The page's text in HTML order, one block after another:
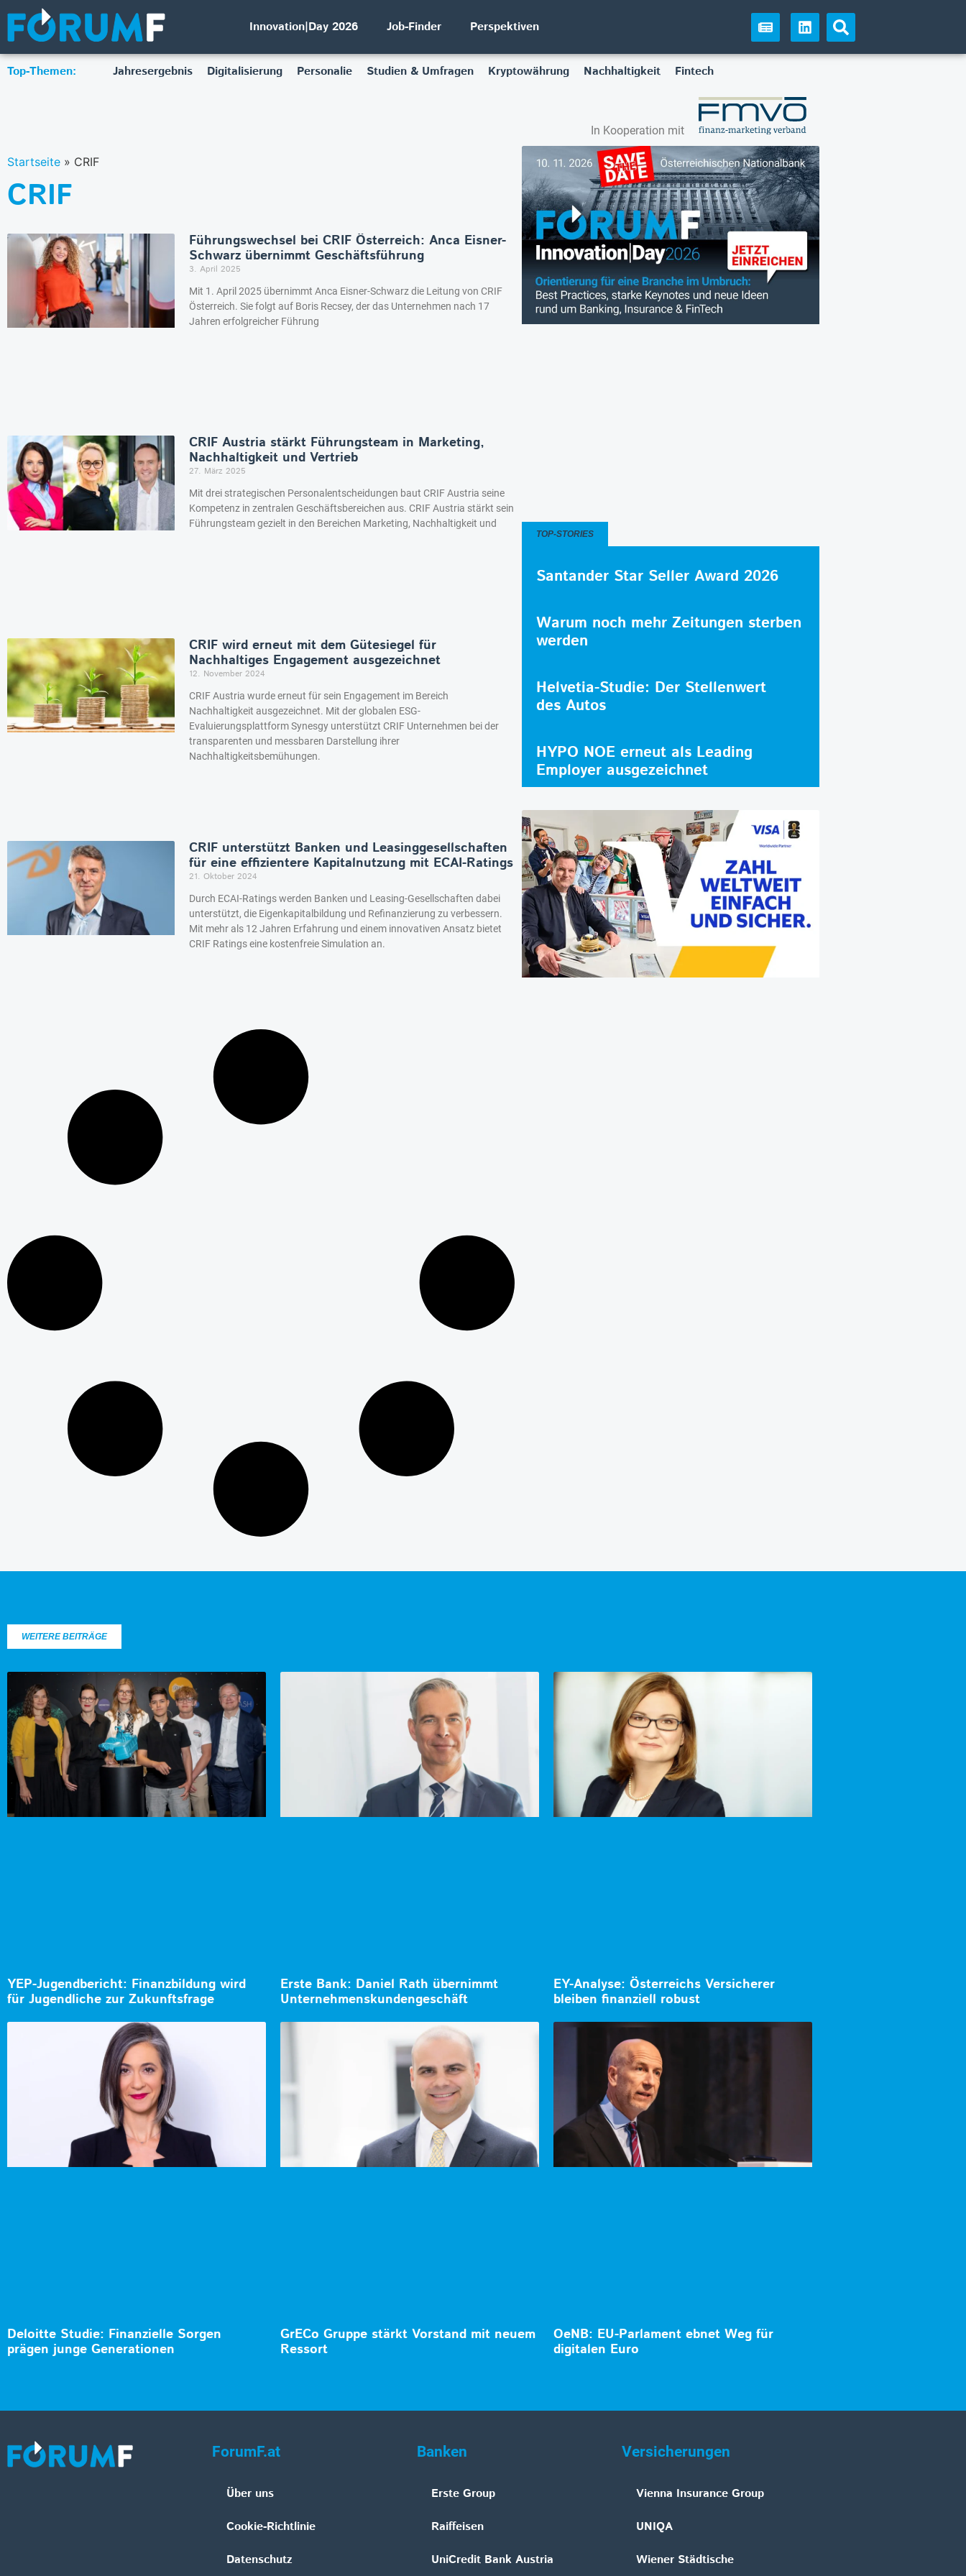
Innovation|Day 2026 Job-Finder Perspektiven
Top-Themen: Jahresergebnis Digitalisierung Personalie Studien & Umfragen Kryptowährung Nachhaltigkeit Fintech
In Kooperation mit
Startseite » CRIF
CRIF
Führungswechsel bei CRIF Österreich: Anca Eisner-
Schwarz übernimmt Geschäftsführung
3. April 2025
Mit 1. April 2025 übernimmt Anca Eisner-Schwarz die Leitung von CRIF
Österreich. Sie folgt auf Boris Recsey, der das Unternehmen nach 17
Jahren erfolgreicher Führung
CRIF Austria stärkt Führungsteam in Marketing,
Nachhaltigkeit und Vertrieb
27. März 2025
Mit drei strategischen Personalentscheidungen baut CRIF Austria seine
Kompetenz in zentralen Geschäftsbereichen aus. CRIF Austria stärkt sein
Führungsteam gezielt in den Bereichen Marketing, Nachhaltigkeit und
CRIF wird erneut mit dem Gütesiegel für
Nachhaltiges Engagement ausgezeichnet
12. November 2024
CRIF Austria wurde erneut für sein Engagement im Bereich
Nachhaltigkeit ausgezeichnet. Mit der globalen ESG-
Evaluierungsplattform Synesgy unterstützt CRIF Unternehmen bei der
transparenten und messbaren Darstellung ihrer
Nachhaltigkeitsbemühungen.
CRIF unterstützt Banken und Leasinggesellschaften
für eine effizientere Kapitalnutzung mit ECAI-Ratings
21. Oktober 2024
Durch ECAI-Ratings werden Banken und Leasing-Gesellschaften dabei
unterstützt, die Eigenkapitalbildung und Refinanzierung zu verbessern.
Mit mehr als 12 Jahren Erfahrung und einem innovativen Ansatz bietet
CRIF Ratings eine kostenfreie Simulation an.
TOP-STORIES
Santander Star Seller Award 2026
Warum noch mehr Zeitungen sterben
werden
Helvetia-Studie: Der Stellenwert
des Autos
HYPO NOE erneut als Leading
Employer ausgezeichnet
WEITERE BEITRÄGE
YEP-Jugendbericht: Finanzbildung wird
für Jugendliche zur Zukunftsfrage
Erste Bank: Daniel Rath übernimmt
Unternehmenskundengeschäft
EY-Analyse: Österreichs Versicherer
bleiben finanziell robust
Deloitte Studie: Finanzielle Sorgen
prägen junge Generationen
GrECo Gruppe stärkt Vorstand mit neuem
Ressort
OeNB: EU-Parlament ebnet Weg für
digitalen Euro
ForumF.at
Über uns
Cookie-Richtlinie
Datenschutz
Banken
Erste Group
Raiffeisen
UniCredit Bank Austria
Versicherungen
Vienna Insurance Group
UNIQA
Wiener Städtische